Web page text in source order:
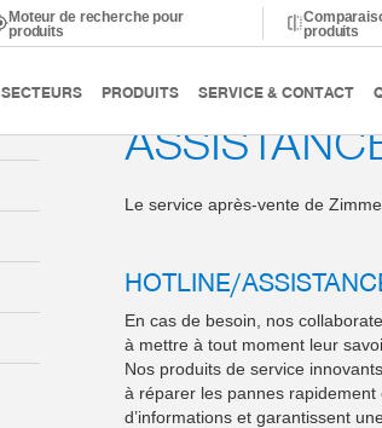
Moteur de recherche pour
produits
produits
SECTEURS PRODUITS SERVICE & CONTACT
Service Remote Support
Le service après-vente de
HOTLINE/
En cas de besoin, nos
à mettre à tout moment leur
Nos produits de service
à réparer les pannes rapidement
d’informations et garantissent